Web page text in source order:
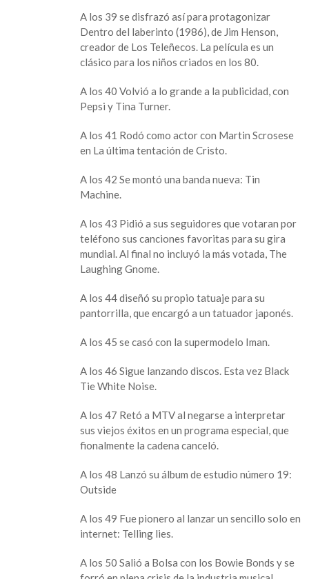
A los 39 se disfrazó así para protagonizar
Dentro del laberinto (1986), de Jim Henson,
creador de Los Teleñecos. La película es un
clásico para los niños criados en los 80.
A los 40 Volvió a lo grande a la publicidad, con
Pepsi y Tina Turner.
A los 41 Rodó como actor con Martin Scrosese
en La última tentación de Cristo.
A los 42 Se montó una banda nueva: Tin
Machine.
A los 43 Pidió a sus seguidores que votaran por
teléfono sus canciones favoritas para su gira
mundial. Al final no incluyó la más votada, The
Laughing Gnome.
A los 44 diseñó su propio tatuaje para su
pantorrilla, que encargó a un tatuador japonés.
A los 45 se casó con la supermodelo Iman.
A los 46 Sigue lanzando discos. Esta vez Black
Tie White Noise.
A los 47 Retó a MTV al negarse a interpretar
sus viejos éxitos en un programa especial, que
fionalmente la cadena canceló.
A los 48 Lanzó su álbum de estudio número 19:
Outside
A los 49 Fue pionero al lanzar un sencillo solo en
internet: Telling lies.
A los 50 Salió a Bolsa con los Bowie Bonds y se